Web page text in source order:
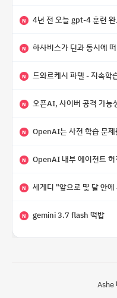
N 4년 전 오늘 gpt-4 훈련
N 하사비스가 딘과 동시에
N 드와르케시 파텔 - 지속학
N 오픈AI, 사이버 공격 가능성을
N OpenAI는 사전 학습 문제를 해결했으며, 'Doug'
N OpenAI 내부 에이전트 허
N 세게디 "앞으로 몇 달 안에 우리는
N gemini 3.7 flash 떡밥
Ashe